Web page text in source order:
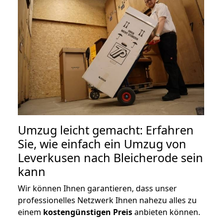
Umzug leicht gemacht: Erfahren
Sie, wie einfach ein Umzug von
Leverkusen nach Bleicherode sein
kann
Wir können Ihnen garantieren, dass unser
professionelles Netzwerk Ihnen nahezu alles zu
einem kostengünstigen Preisanbieten können.